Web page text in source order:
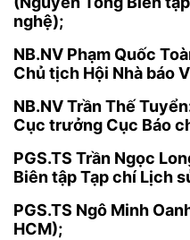
nghệ);
NB.NV Phạm Quốc
Chủ tịch Hội Nhà báo
NB.NV Trần Thế
Cục trưởng Cục Báo
PGS.TS Trần Ngọc
Biên tập Tạp chí Lịch
PGS.TS Ngô Minh
HCM);